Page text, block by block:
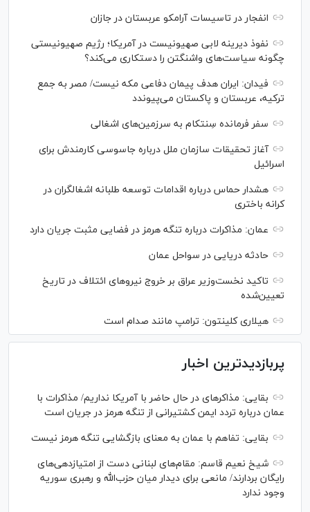
انفجار در تاسیسات آرامکو عربستان در جازان
نفوذ دیرینه لابی صهیونیست در آمریکا؛ رژیم صهیونیستی
چگونه سیاست‌های واشنگتن را دستکاری می‌کند؟
فیدان: ایران هدف پیمان دفاعی مکه نیست/ مصر به جمع
ترکیه، عربستان و پاکستان می‌پیوندد
سفر فرمانده سِنتکام به سرزمین‌های اشغالی
آغاز تحقیقات سازمان ملل درباره جاسوسی کارمندش برای
اسرائیل
هشدار حماس درباره اقدامات توسعه طلبانه اشغالگران در
کرانه باختری
عمان: مذاکرات درباره تنگه هرمز در فضایی مثبت جریان دارد
حادثه دریایی در سواحل عمان
تاکید نخست‌وزیر عراق بر خروج نیروهای ائتلاف در تاریخ
تعیین‌شده
هیلاری کلینتون: ترامپ مانند صدام است
پربازدیدترین اخبار
بقایی: مذاکره‎ای در حال حاضر با آمریکا نداریم/ مذاکرات با
عمان درباره تردد ایمن کشتیرانی از تنگه هرمز در جریان است
بقایی: تفاهم با عمان به معنای بازگشایی تنگه هرمز نیست
شیخ نعیم قاسم: مقام‌های لبنانی دست از امتیازدهی‌های
رایگان بردارند/ مانعی برای دیدار میان حزب‌الله و رهبری سوریه
وجود ندارد